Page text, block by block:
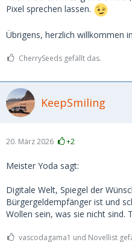
Pixel sprechen lassen.
Übrigens, herzlich willkommen
CherrySeeds gefällt das.
KeepSmiling
20. März 2026 +2
Meister Yoda sagt:
Digitale Welt, Spiegel der
Bürgergeldempfänger ist und
Wollen sein, was sie nicht sind.
vascodagama1 und Novellist